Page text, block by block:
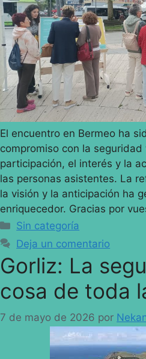
El encuentro en Bermeo ha
compromiso con la
participación, el interés y la
las personas asistentes. La
la visión y la anticipación ha
enriquecedor. Gracias por
Sin categoría
Deja un comentario
Gorliz: La
cosa de toda
7 de mayo de 2026 por